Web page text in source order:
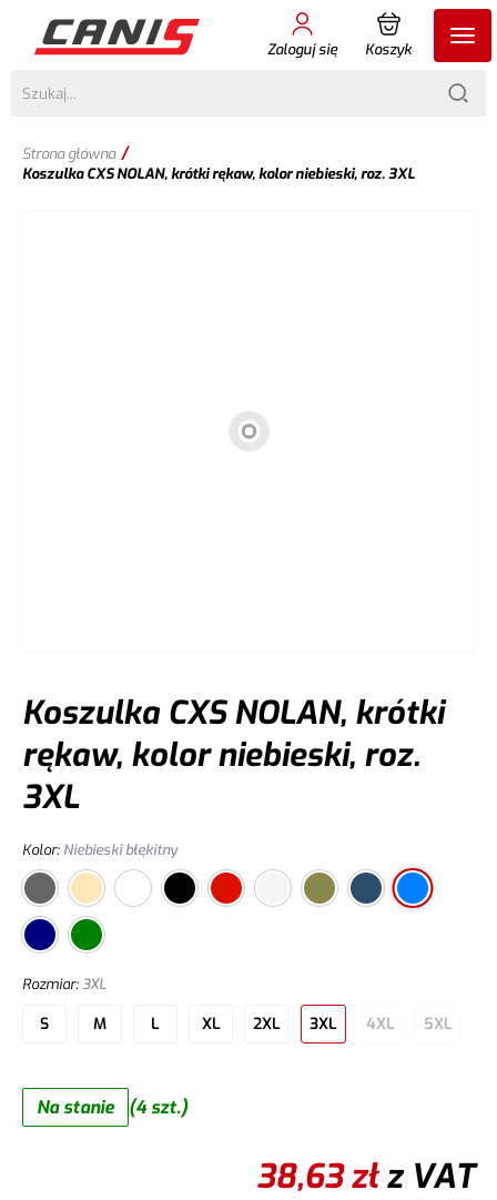
Zaloguj się Koszyk
Strona główna /
Koszulka CXS NOLAN, krótki rękaw, kolor niebieski, roz. 3XL
Koszulka CXS NOLAN, krótki
rękaw, kolor niebieski, roz.
3XL
Kolor: Niebieski błękitny
Rozmiar:3XL
S M L XL 2XL 3XL 4XL 5XL
Na stanie (4 szt.)
38,63złz VAT